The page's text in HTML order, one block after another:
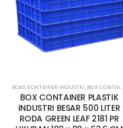
BOKS KONTAINER INDUSTRI, BOX CONTAINER BESAR
BOX CONTAINER PLASTIK
INDUSTRI BESAR 500 LITER
RODA GREEN LEAF 2181 PR